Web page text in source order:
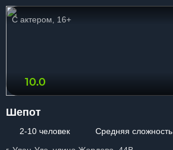
С актером, 16+
10.0
Шепот
2-10 человек
Средняя сложность